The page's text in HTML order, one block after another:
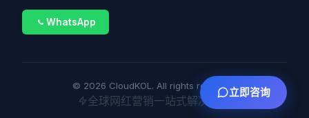
WhatsApp
© 2026 CloudKOL. All rights reserved.
全球网红营销一站式解决方案
立即咨询